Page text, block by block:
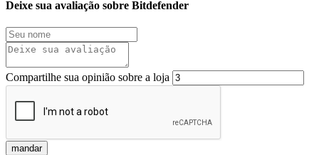
Deixe sua avaliação sobre Bitdefender
Compartilhe sua opinião sobre a loja
mandar